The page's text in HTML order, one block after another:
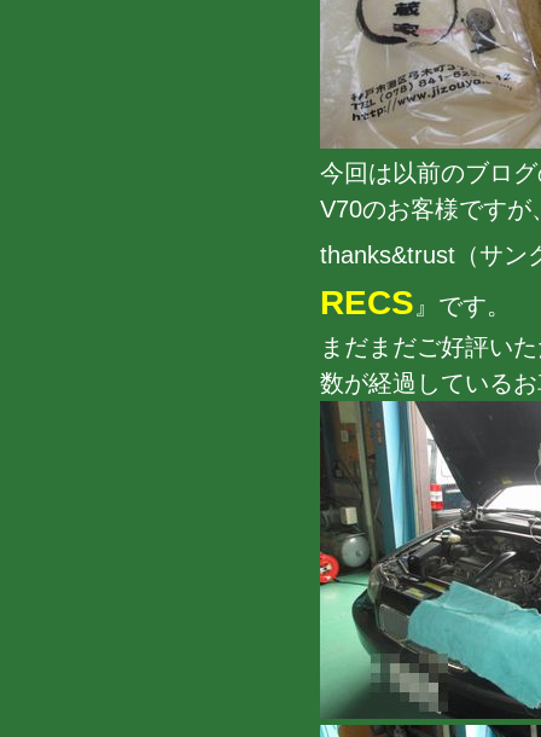
今回は以前のブロ
V70のお客様です
thanks&trust（サン
RECS 』です。
まだまだご好評い
数が経過している